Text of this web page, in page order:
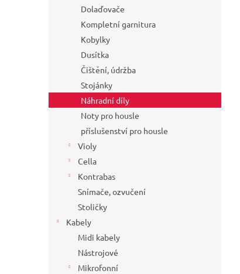
Dolaďovače
Kompletní garnitura
Kobylky
Dusítka
Čištění, údržba
Stojánky
Náhradní díly
Noty pro housle
příslušenství pro housle
Violy
Cella
Kontrabas
Snímače, ozvučení
Stoličky
Kabely
Midi kabely
Nástrojové
Mikrofonní